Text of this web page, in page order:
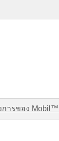
ารของ Mobil™